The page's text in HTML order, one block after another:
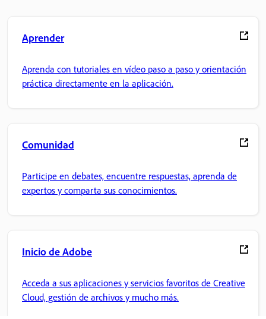
Aprender
Aprenda con tutoriales en vídeo paso a paso y orientación
práctica directamente en la aplicación.
Comunidad
Participe en debates, encuentre respuestas, aprenda de
expertos y comparta sus conocimientos.
Inicio de Adobe
Acceda a sus aplicaciones y servicios favoritos de Creative
Cloud, gestión de archivos y mucho más.